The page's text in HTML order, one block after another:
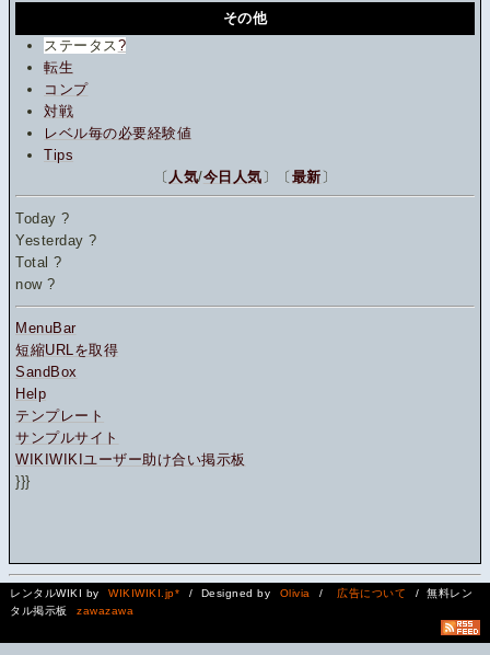
その他
ステータス ?
転生
コンプ
対戦
レベル毎の必要経験値
Tips
〔 人気/今日人気 〕〔 最新 〕
Today?
Yesterday?
Total?
now?
MenuBar
短縮URLを取得
SandBox
Help
テンプレート
サンプルサイト
WIKIWIKIユーザー助け合い掲示板
}}}
レンタルWIKI by WIKIWIKI.jp* / Designed by Olivia / 広告について
/ 無料レン
タル掲示板
zawazawa